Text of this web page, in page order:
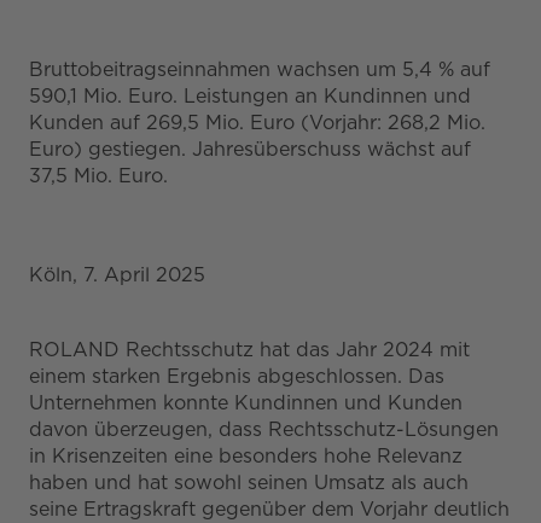
Bruttobeitragseinnahmen wachsen um 5,4 % auf
590,1 Mio. Euro. Leistungen an Kundinnen und
Kunden auf 269,5 Mio. Euro (Vorjahr: 268,2 Mio.
Euro) gestiegen. Jahresüberschuss wächst auf
37,5 Mio. Euro.
Köln, 7. April 2025
ROLAND Rechtsschutz hat das Jahr 2024 mit
einem starken Ergebnis abgeschlossen. Das
Unternehmen konnte Kundinnen und Kunden
davon überzeugen, dass Rechtsschutz-Lösungen
in Krisenzeiten eine besonders hohe Relevanz
haben und hat sowohl seinen Umsatz als auch
seine Ertragskraft gegenüber dem Vorjahr deutlich